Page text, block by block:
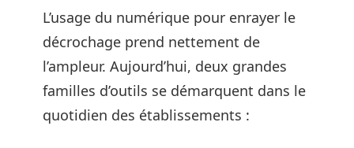
L’usage du numérique pour enrayer le
décrochage prend nettement de
l’ampleur. Aujourd’hui, deux grandes
familles d’outils se démarquent dans le
quotidien des établissements :